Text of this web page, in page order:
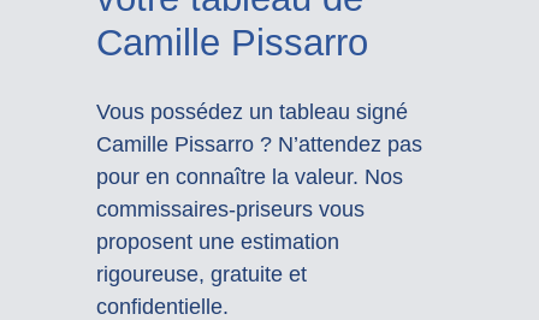
Camille Pissarro
Vous possédez un tableau signé
Camille Pissarro ? N’attendez pas
pour en connaître la valeur. Nos
commissaires-priseurs vous
proposent une estimation
rigoureuse, gratuite et
confidentielle.